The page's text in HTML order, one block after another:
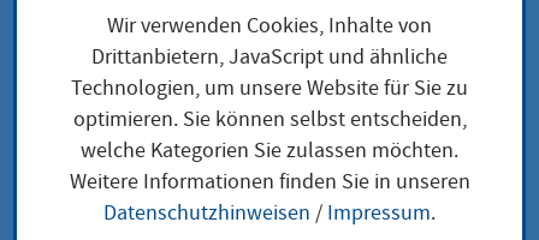
überwachungsbedürftigen Anlage nach
Betriebssicherheitsverordnung Erlaubnis von
Gasfüllanlagen
Errichtung und
Wir verwenden Cookies, Inhalte von
Drittanbietern, JavaScript und ähnliche
Technologien, um unsere Website für Sie zu
optimieren. Sie können selbst entscheiden,
welche Kategorien Sie zulassen möchten.
Weitere Informationen finden Sie in unseren
Datenschutzhinweisen / Impressum.